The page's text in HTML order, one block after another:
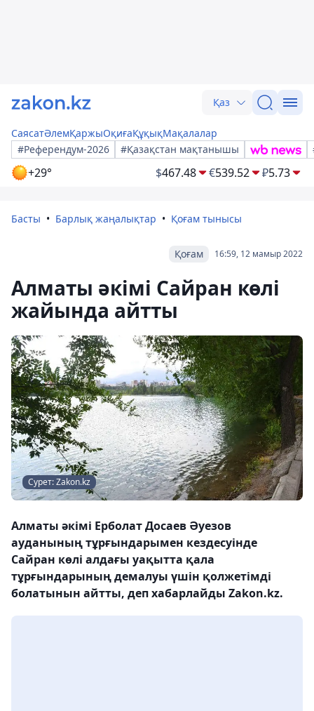
Қаз
СаясатӘлемҚаржыОқиғаҚұқықМақалалар
#Референдум-2026
#Қазақстан мақтанышы
+29° $467.48 €539.52 ₽5.73
Басты Барлық жаңалықтар Қоғам тынысы
16:59, 12 мамыр 2022
Қоғам
Алматы әкімі Сайран көлі
жайында айтты
Сурет: Zakon.kz
Алматы әкімі Ерболат Досаев Әуезов
ауданының тұрғындарымен кездесуінде
Сайран көлі алдағы уақытта қала
тұрғындарының демалуы үшін қолжетімді
болатынын айтты, деп хабарлайды Zakon.kz.